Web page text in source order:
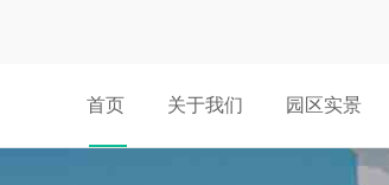
首页 关于我们 园区实景